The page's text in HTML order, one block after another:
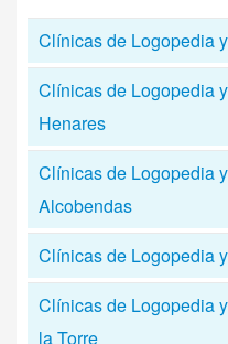
Clínicas de Logopedia
Clínicas de Logopedia
Henares
Clínicas de Logopedia
Alcobendas
Clínicas de Logopedia
Clínicas de Logopedia
la Torre